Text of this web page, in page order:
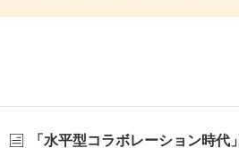
「水平型コラボレーション時